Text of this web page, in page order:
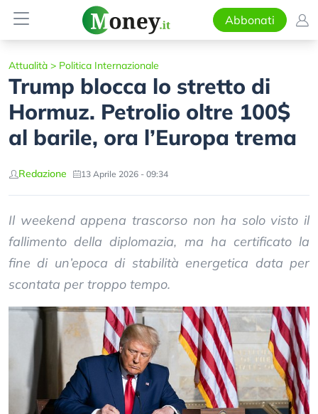
Abbonati
Attualità > Politica Internazionale
Trump blocca lo stretto di
Hormuz. Petrolio oltre 100$
al barile, ora l’Europa trema
Redazione 13 Aprile 2026 - 09:34
Il weekend appena trascorso non ha solo visto il
fallimento della diplomazia, ma ha certificato la
fine di un’epoca di stabilità energetica data per
scontata per troppo tempo.